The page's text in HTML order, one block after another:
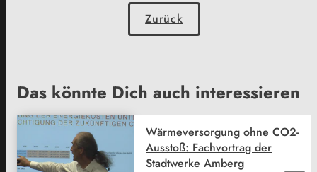
Zurück
Das könnte Dich auch interessieren
Wärmeversorgung ohne CO2-
Ausstoß: Fachvortrag der
Stadtwerke Amberg